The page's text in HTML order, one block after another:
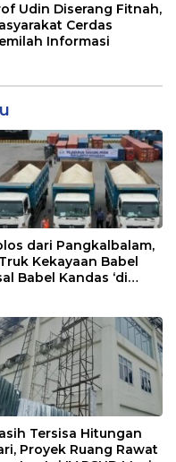
Udin Diserang Fitnah,
Cerdas
Informasi
dari Pangkalbalam,
Kekayaan Babel
Babel Kandas ‘di
Tersisa Hitungan
Proyek Ruang Rawat